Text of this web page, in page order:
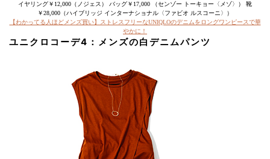
イヤリング￥12,000（ノジェス） バッグ￥17,000 （センゾー トーキョー〈メゾ〉） 靴
￥28,000（ハイブリッジ インターナショナル〈ファビオ ルスコーニ〉）
【わかってる人ほどメンズ買い】ストレスフリーなUNIQLOのデニムをロングワンピースで華
やかに！
ユニクロコーデ4：メンズの白デニムパンツ